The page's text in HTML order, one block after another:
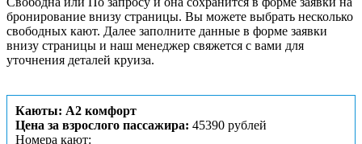
бронирование внизу страницы. Вы можете выбрать несколько
свободных кают. Далее заполните данные в форме заявки
внизу страницы и наш менеджер свяжется с вами для
уточнения деталей круиза.
Каюты: А2 комфорт
Цена за взрослого пассажира: 45390 рублей
Номера кают: